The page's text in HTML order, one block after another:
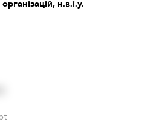
н.в.і.у.